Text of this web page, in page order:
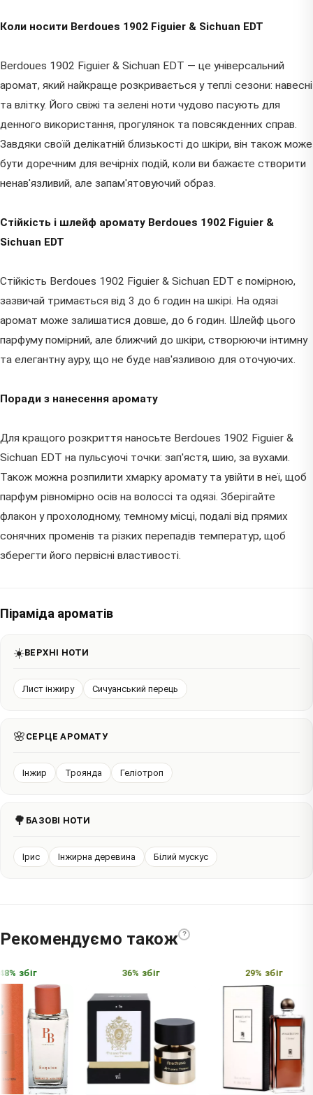
Коли носити Berdoues 1902 Figuier & Sichuan EDT
Berdoues 1902 Figuier & Sichuan EDT — це універсальний
аромат, який найкраще розкривається у теплі сезони: навесні
та влітку. Його свіжі та зелені ноти чудово пасують для
денного використання, прогулянок та повсякденних справ.
Завдяки своїй делікатній близькості до шкіри, він також може
бути доречним для вечірніх подій, коли ви бажаєте створити
ненав'язливий, але запам'ятовуючий образ.
Стійкість і шлейф аромату Berdoues 1902 Figuier &
Sichuan EDT
Стійкість Berdoues 1902 Figuier & Sichuan EDT є помірною,
зазвичай тримається від 3 до 6 годин на шкірі. На одязі
аромат може залишатися довше, до 6 годин. Шлейф цього
парфуму помірний, але ближчий до шкіри, створюючи інтимну
та елегантну ауру, що не буде нав'язливою для оточуючих.
Поради з нанесення аромату
Для кращого розкриття наносьте Berdoues 1902 Figuier &
Sichuan EDT на пульсуючі точки: зап'ястя, шию, за вухами.
Також можна розпилити хмарку аромату та увійти в неї, щоб
парфум рівномірно осів на волоссі та одязі. Зберігайте
флакон у прохолодному, темному місці, подалі від прямих
сонячних променів та різких перепадів температур, щоб
зберегти його первісні властивості.
Піраміда ароматів
☀️ВЕРХНІ НОТИ
Лист інжиру Сичуанський перець
🌸 СЕРЦЕ АРОМАТУ
Інжир Троянда Геліотроп
🌳 БАЗОВІ НОТИ
Ірис Інжирна деревина Білий мускус
Рекомендуємо також ?
збіг 36% збіг 29% збіг